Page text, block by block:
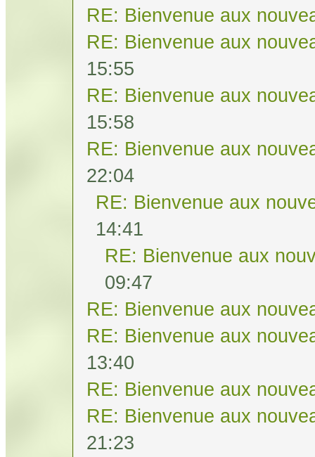
RE: Bienvenue aux
RE: Bienvenue aux
15:55
RE: Bienvenue aux
15:58
RE: Bienvenue aux
22:04
RE: Bienvenue aux
14:41
RE: Bienvenue aux
09:47
RE: Bienvenue aux
RE: Bienvenue aux
13:40
RE: Bienvenue aux
RE: Bienvenue aux
21:23